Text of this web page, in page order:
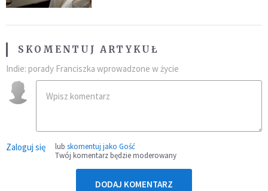
SKOMENTUJ ARTYKUŁ
Indie: porady Franciszka wprowadzone w życie
Zaloguj się lub skomentuj jako Gość
Twój komentarz będzie moderowany
DODAJ KOMENTARZ